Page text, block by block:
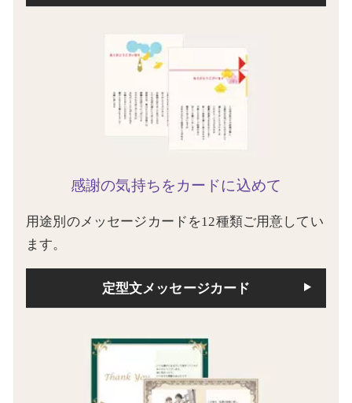
感謝の気持ちをカードに込めて
用途別のメッセージカードを12種類ご用意してい
ます。
定型文メッセージカード